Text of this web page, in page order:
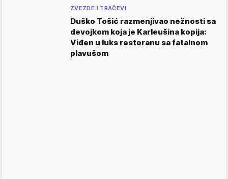
ZVEZDE I TRAČEVI
Duško Tošić razmenjivao nežnosti sa
devojkom koja je Karleušina kopija:
Viđen u luks restoranu sa fatalnom
plavušom